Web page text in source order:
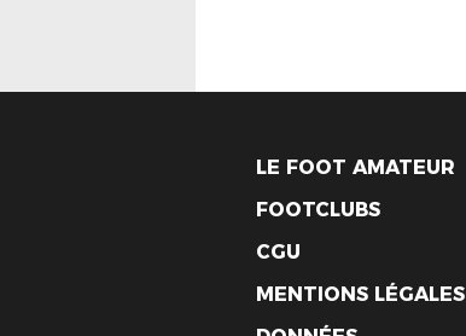
LE FOOT AMATEUR
FOOTCLUBS
CGU
MENTIONS LÉGALES